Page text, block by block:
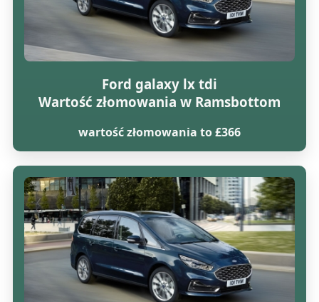
Ford galaxy lx tdi
Wartość złomowania w Ramsbottom
wartość złomowania to £366